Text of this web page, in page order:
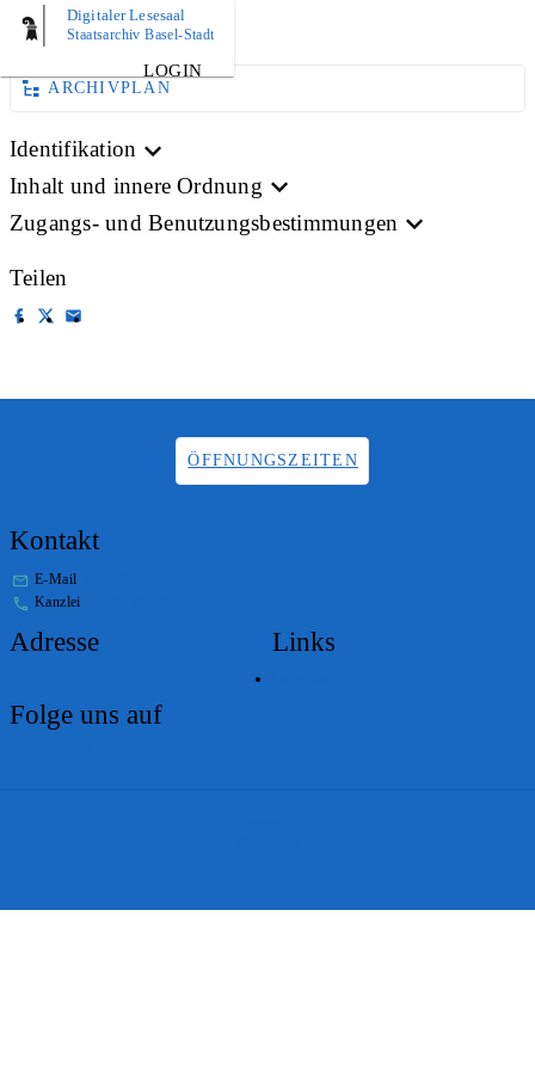
Digitaler Lesesaal
Staatsarchiv Basel-Stadt
LOGIN
BILD
ARCHIVPLAN
Identifikation
Inhalt und innere Ordnung
Zugangs- und Benutzungsbestimmungen
Teilen
ÖFFNUNGSZEITEN
Kontakt
E-Mail
Kanzlei
Adresse Links
Folge uns auf